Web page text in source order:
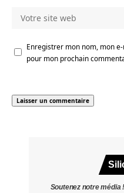
Enregistrer mon nom, mon
pour mon prochain
Soutenez notre